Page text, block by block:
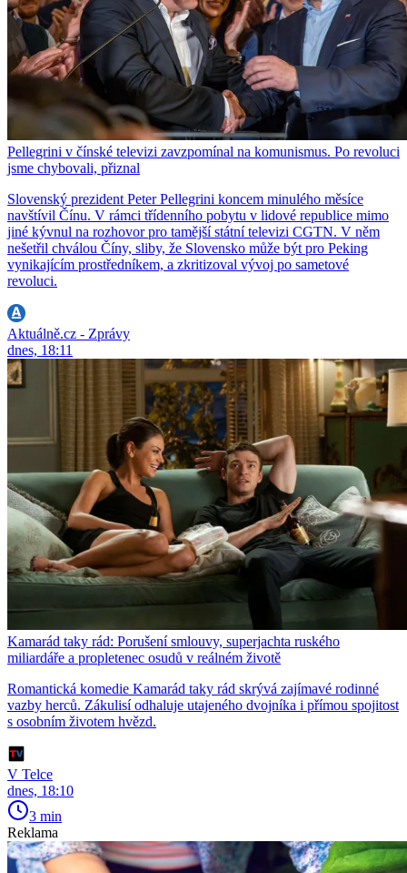
Pellegrini v čínské televizi zavzpomínal na komunismus. Po revoluci
jsme chybovali, přiznal
Slovenský prezident Peter Pellegrini koncem minulého měsíce
navštívil Čínu. V rámci třídenního pobytu v lidové republice mimo
jiné kývnul na rozhovor pro tamější státní televizi CGTN. V něm
nešetřil chválou Číny, sliby, že Slovensko může být pro Peking
vynikajícím prostředníkem, a zkritizoval vývoj po sametové
revoluci.
Aktuálně.cz - Zprávy
dnes, 18:11
Kamarád taky rád: Porušení smlouvy, superjachta ruského
miliardáře a propletenec osudů v reálném životě
Romantická komedie Kamarád taky rád skrývá zajímavé rodinné
vazby herců. Zákulisí odhaluje utajeného dvojníka i přímou spojitost
s osobním životem hvězd.
V Telce
dnes, 18:10
3 min
Reklama